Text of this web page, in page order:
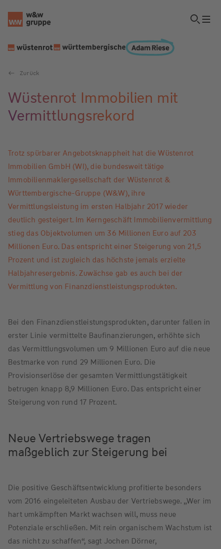
Zurück
Wüstenrot Immobilien mit
Vermittlungsrekord
Trotz spürbarer Angebotsknappheit hat die Wüstenrot
Immobilien GmbH (WI), die bundesweit tätige
Immobilienmaklergesellschaft der Wüstenrot &
Württembergische-Gruppe (W&W), ihre
Vermittlungsleistung im ersten Halbjahr 2017 wieder
deutlich gesteigert. Im Kerngeschäft Immobilienvermittlung
stieg das Objektvolumen um 36 Millionen Euro auf 203
Millionen Euro. Das entspricht einer Steigerung von 21,5
Prozent und ist zugleich das höchste jemals erzielte
Halbjahresergebnis. Zuwächse gab es auch bei der
Vermittlung von Finanzdienstleistungsprodukten.
Bei den Finanzdienstleistungsprodukten, darunter fallen in
erster Linie vermittelte Baufinanzierungen, erhöhte sich
das Vermittlungsvolumen um 9 Millionen Euro auf die neue
Bestmarke von rund 29 Millionen Euro. Die
Provisionserlöse der gesamten Vermittlungstätigkeit
betrugen knapp 8,9 Millionen Euro. Das entspricht einer
Steigerung von rund 17 Prozent.
Neue Vertriebswege tragen
maßgeblich zur Steigerung bei
Die positive Geschäftsentwicklung profitierte besonders
vom 2016 eingeleiteten Ausbau der Vertriebswege. „Wer im
hart umkämpften Markt wachsen will, muss neue
Potenziale erschließen. Mit rein organischem Wachstum ist
das nicht zu schaffen“, sagt Jochen Dörner,